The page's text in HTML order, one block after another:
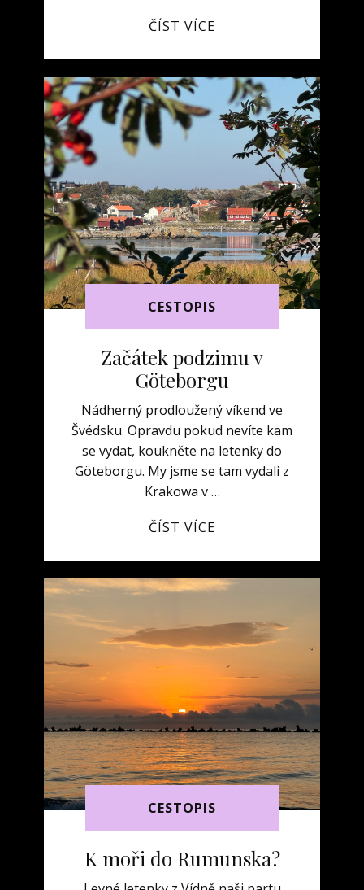
ČÍST VÍCE
CESTOPIS
Začátek podzimu v
Göteborgu
Nádherný prodloužený víkend ve
Švédsku. Opravdu pokud nevíte kam
se vydat, koukněte na letenky do
Göteborgu. My jsme se tam vydali z
Krakowa v …
ČÍST VÍCE
CESTOPIS
K moři do Rumunska?